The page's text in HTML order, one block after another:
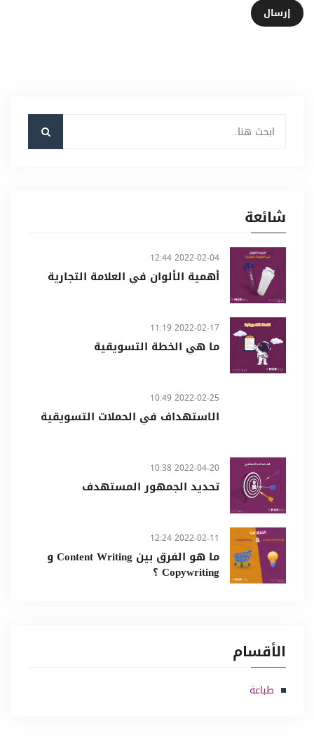
إرسال
شائعة
2022-02-04 12:44
أهمية الألوان في العلامة التجارية
2022-02-17 11:19
ما هي الخطة التسويقية
2022-02-25 10:49
الاستهداف في الحملات التسويقية
2022-04-20 10:38
تحديد الجمهور المستهدف
2022-02-11 12:24
ما هو الفرق بين Content Writing و
Copywriting ؟
الأقسام
طباعة